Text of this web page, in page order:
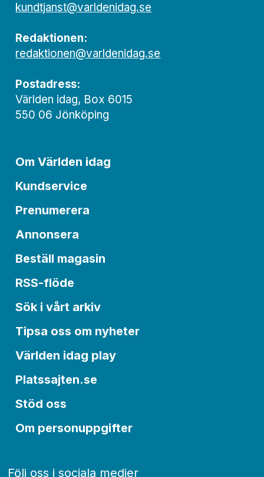
kundtjanst@varldenidag.se
Redaktionen:
redaktionen@varldenidag.se
Postadress:
Världen idag, Box 6015
550 06 Jönköping
Om Världen idag
Kundservice
Prenumerera
Annonsera
Beställ magasin
RSS-flöde
Sök i vårt arkiv
Tipsa oss om nyheter
Världen idag play
Platssajten.se
Stöd oss
Om personuppgifter
Följ oss i sociala medier